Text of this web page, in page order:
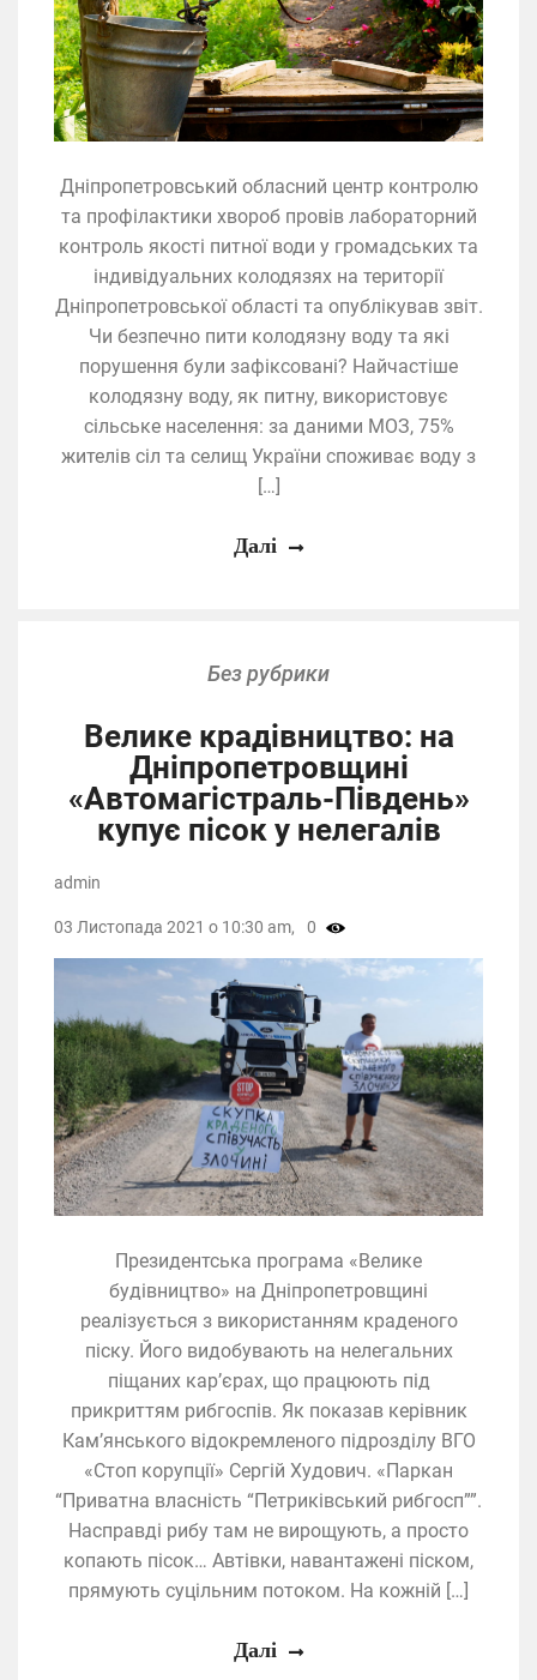
Дніпропетровський обласний центр контролю
та профілактики хвороб провів лабораторний
контроль якості питної води у громадських та
індивідуальних колодязях на території
Дніпропетровської області та опублікував звіт.
Чи безпечно пити колодязну воду та які
порушення були зафіксовані? Найчастіше
колодязну воду, як питну, використовує
сільське населення: за даними МОЗ, 75%
жителів сіл та селищ України споживає воду з
[…]
Далі
Без рубрики
Велике крадівництво: на
Дніпропетровщині
«Автомагістраль-Південь»
купує пісок у нелегалів
Президентська програма «Велике
будівництво» на Дніпропетровщині
реалізується з використанням краденого
піску. Його видобувають на нелегальних
піщаних кар’єрах, що працюють під
прикриттям рибгоспів. Як показав керівник
Кам’янського відокремленого підрозділу ВГО
«Стоп корупції» Сергій Худович. «Паркан
“Приватна власність “Петриківський рибгосп””.
Насправді рибу там не вирощують, а просто
копають пісок… Автівки, навантажені піском,
прямують суцільним потоком. На кожній […]
admin
03 Листопада 2021 о 10:30 am, 0
Далі